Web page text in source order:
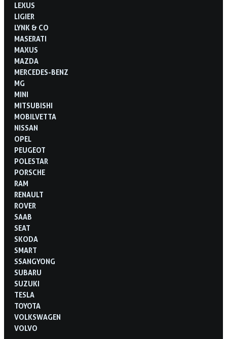
LEXUS
LIGIER
LYNK & CO
MASERATI
MAXUS
MAZDA
MERCEDES-BENZ
MG
MINI
MITSUBISHI
MOBILVETTA
NISSAN
OPEL
PEUGEOT
POLESTAR
PORSCHE
RAM
RENAULT
ROVER
SAAB
SEAT
SKODA
SMART
SSANGYONG
SUBARU
SUZUKI
TESLA
TOYOTA
VOLKSWAGEN
VOLVO